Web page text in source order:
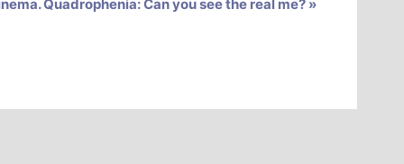
Quadrophenia: Can you see the real me? »